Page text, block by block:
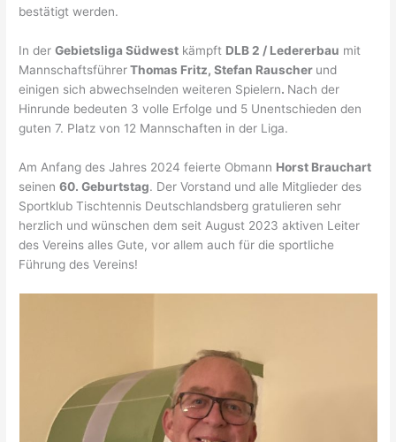
bestätigt werden.
In derGebietsliga Südwest kämpft DLB 2 / Ledererbau mit
MannschaftsführerThomas Fritz, Stefan Rauscher und
einigen sich abwechselnden weiteren Spielern. Nach der
Hinrunde bedeuten 3 volle Erfolge und 5 Unentschieden den
guten 7. Platz von 12 Mannschaften in der Liga.
Am Anfang des Jahres 2024 feierte Obmann Horst Brauchart
seinen60. Geburtstag. Der Vorstand und alle Mitglieder des
Sportklub Tischtennis Deutschlandsberg gratulieren sehr
herzlich und wünschen dem seit August 2023 aktiven Leiter
des Vereins alles Gute, vor allem auch für die sportliche
Führung des Vereins!